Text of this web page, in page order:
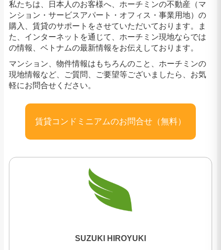
私たちは、日本人のお客様へ、ホーチミンの不動産（マ
ンション・サービスアパート・オフィス・事業用地）の
購入、賃貸のサポートをさせていただいております。ま
た、インターネットを通じて、ホーチミン現地ならでは
の情報、ベトナムの最新情報をお伝えしております。
マンション、物件情報はもちろんのこと、ホーチミンの
現地情報など、ご質問、ご要望等ございましたら、お気
軽にお問合せください。
賃貸コンドミニアムのお問合せ（無料）
SUZUKI HIROYUKI